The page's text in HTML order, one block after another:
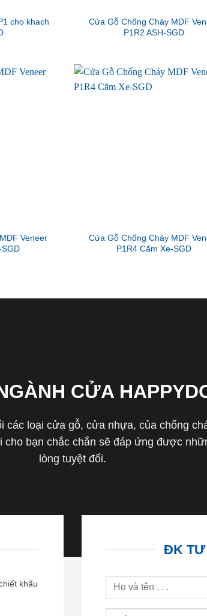
cho khach
Cửa Gỗ Chống Cháy MDF
P1R2 ASH-SGD
Veneer
Cửa Gỗ Chống Cháy MDF
P1R4 Căm Xe-SGD
CỬA
các loại cửa gỗ, cửa nhựa, của chống
bạn chắc chắn sẽ đáp ứng được
lòng tuyệt đối.
khấu
ĐK TƯ